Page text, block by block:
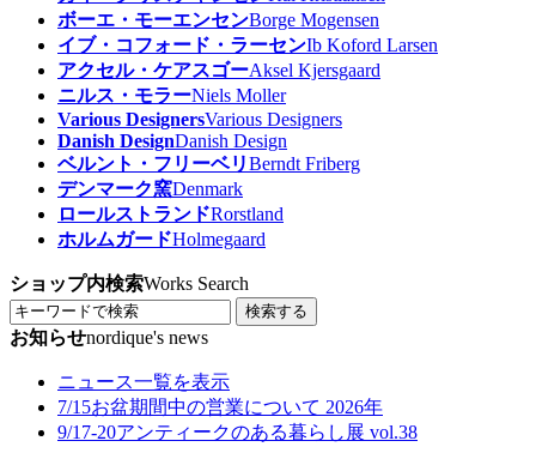
ボーエ・モーエンセンBorge Mogensen
イブ・コフォード・ラーセンIb Koford Larsen
アクセル・ケアスゴーAksel Kjersgaard
ニルス・モラーNiels Moller
Various DesignersVarious Designers
Danish DesignDanish Design
ベルント・フリーベリBerndt Friberg
デンマーク窯Denmark
ロールストランドRorstland
ホルムガードHolmegaard
ショップ内検索Works Search
検索する
お知らせnordique's news
ニュース一覧を表示
7/15お盆期間中の営業について 2026年
9/17-20アンティークのある暮らし展 vol.38